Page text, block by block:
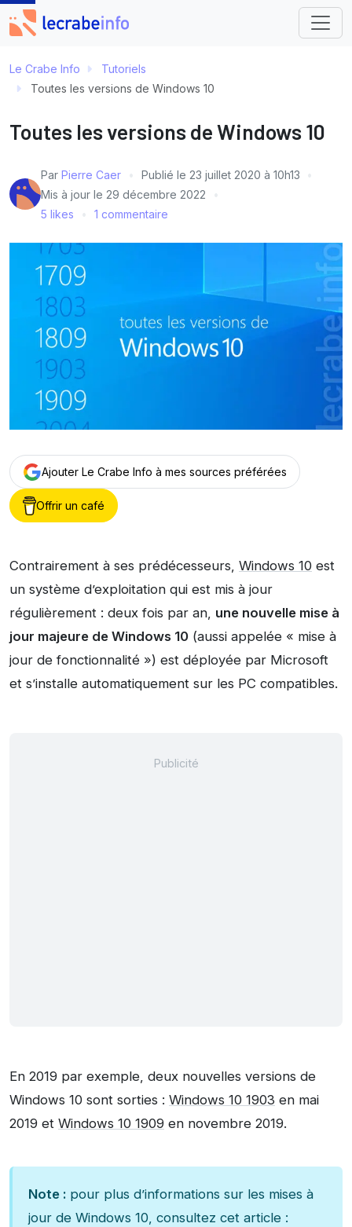
Le Crabe Info
Tutoriels
Toutes les versions de Windows 10
Toutes les versions de Windows 10
Par Pierre Caer Publié le 23 juillet 2020 à 10h13
Mis à jour le 29 décembre 2022
5 likes
1 commentaire
Ajouter Le Crabe Info à mes sources préférées
Offrir un café
Contrairement à ses prédécesseurs, Windows 10 est
un système d’exploitation qui est mis à jour
régulièrement : deux fois par an, une nouvelle mise à
jour majeure de Windows 10 (aussi appelée « mise à
jour de fonctionnalité ») est déployée par Microsoft
et s’installe automatiquement sur les PC compatibles.
En 2019 par exemple, deux nouvelles versions de
Windows 10 sont sorties : Windows 10 1903 en mai
2019 et Windows 10 1909 en novembre 2019.
Note : pour plus d’informations sur les mises à
jour de Windows 10, consultez cet article :